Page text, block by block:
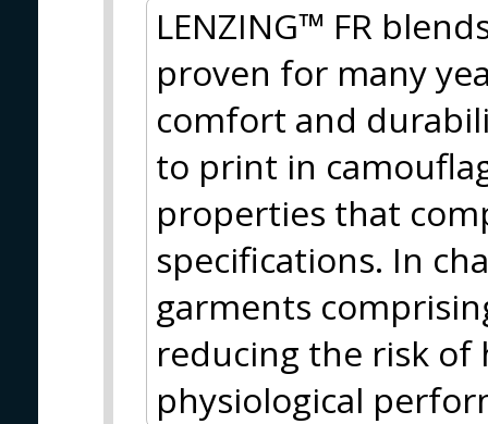
LENZING™ FR
proven for many
comfort and
to print in
properties that
specifications. In
garments
reducing the risk of
physiological